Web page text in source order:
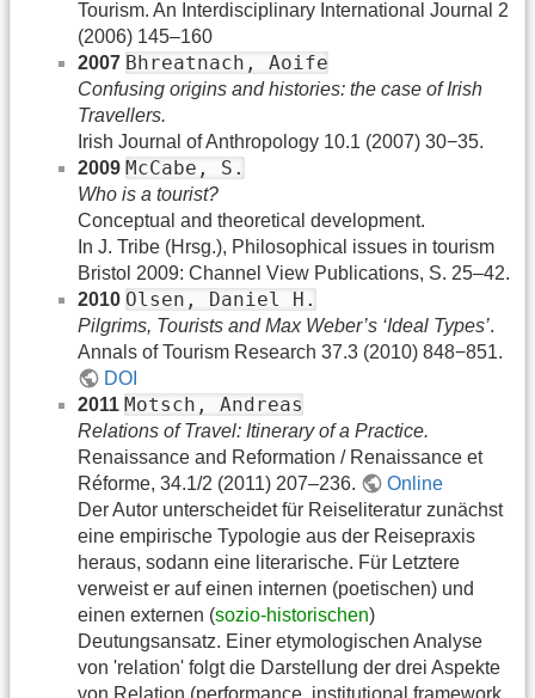
Tourism. An Interdisciplinary International Journal 2
(2006) 145–160
2007 Bhreatnach, Aoife
Confusing origins and histories: the case of Irish
Travellers.
Irish Journal of Anthropology 10.1 (2007) 30−35.
2009 McCabe, S.
Who is a tourist?
Conceptual and theoretical development.
In J. Tribe (Hrsg.), Philosophical issues in tourism
Bristol 2009: Channel View Publications, S. 25–42.
2010 Olsen, Daniel H.
Pilgrims, Tourists and Max Weber’s ‘Ideal Types’.
Annals of Tourism Research 37.3 (2010) 848−851.
DOI
2011 Motsch, Andreas
Relations of Travel: Itinerary of a Practice.
Renaissance and Reformation / Renaissance et
Réforme, 34.1/2 (2011) 207–236.
Online
Der Autor unterscheidet für Reiseliteratur zunächst
eine empirische Typologie aus der Reisepraxis
heraus, sodann eine literarische. Für Letztere
verweist er auf einen internen (poetischen) und
einen externen (sozio-historischen)
Deutungsansatz. Einer etymologischen Analyse
von 'relation' folgt die Darstellung der drei Aspekte
von Relation (performance, institutional framework,